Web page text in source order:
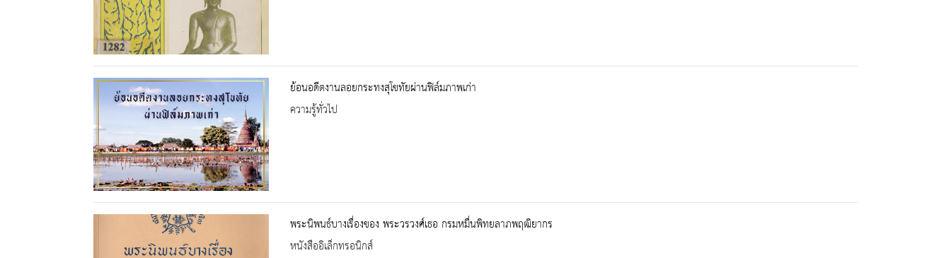
ย้อนอดีตงานลอยกระทงสุโขทัยผ่านฟิล์มภาพเก่า
ความรู้ทั่วไป
พระนิพนธ์บางเรื่องของ พระวรวงศ์เธอ กรมหมื่นพิทยลาภพฤฒิยากร
หนังสืออิเล็กทรอนิกส์